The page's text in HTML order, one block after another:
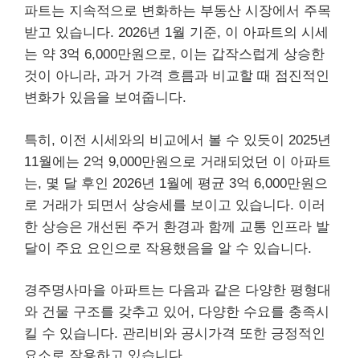
파트는 지속적으로 변화하는 부동산 시장에서 주목
받고 있습니다. 2026년 1월 기준, 이 아파트의 시세
는 약 3억 6,000만원으로, 이는 갑작스럽게 상승한
것이 아니라, 과거 가격 흐름과 비교할 때 점진적인
변화가 있음을 보여줍니다.
특히, 이전 시세와의 비교에서 볼 수 있듯이 2025년
11월에는 2억 9,000만원으로 거래되었던 이 아파트
는, 몇 달 후인 2026년 1월에 평균 3억 6,000만원으
로 거래가 되면서 상승세를 보이고 있습니다. 이러
한 상승은 개선된 주거 환경과 함께 교통 인프라 발
달이 주요 요인으로 작용했음을 알 수 있습니다.
경주명사마을 아파트는 다음과 같은 다양한 평형대
와 건물 구조를 갖추고 있어, 다양한 수요를 충족시
킬 수 있습니다. 관리비와 공시가격 또한 긍정적인